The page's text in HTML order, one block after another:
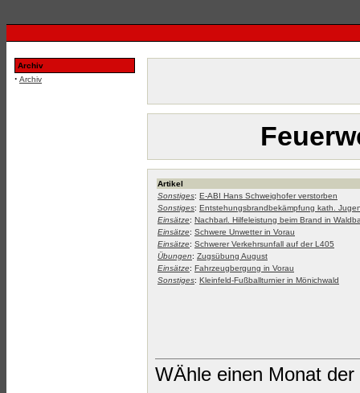
Archiv
· Archiv
Artikel
Sonstiges: E-ABI Hans Schweighofer verstorben
Sonstiges: Entstehungsbrandbekämpfung kath.
Einsätze: Nachbarl. Hilfeleistung beim Brand in
Einsätze: Schwere Unwetter in Vorau
Einsätze: Schwerer Verkehrsunfall auf der L405
Übungen: Zugsübung August
Einsätze: Fahrzeugbergung in Vorau
Sonstiges: Kleinfeld-Fußballturnier in Mönichwald
WÄhle einen Monat